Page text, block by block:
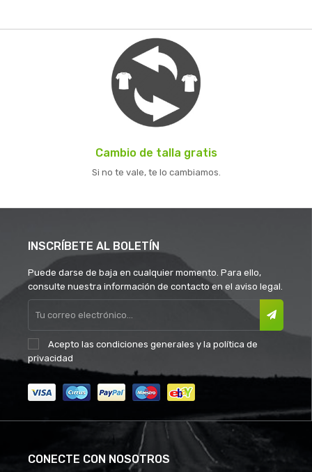
Cambio de talla gratis
Si no te vale, te lo cambiamos.
INSCRÍBETE AL BOLETÍN
Puede darse de baja en cualquier momento. Para ello,
consulte nuestra información de contacto en el aviso legal.
Acepto las condiciones generales y la política de
privacidad
CONECTE CON NOSOTROS